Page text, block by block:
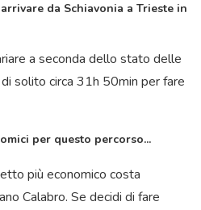
da Schiavonia a Trieste in
a seconda dello stato delle
solito circa 31h 50min per fare
per questo percorso...
più economico costa
Calabro. Se decidi di fare